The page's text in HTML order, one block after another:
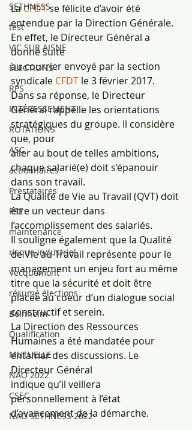
SETHNESS
test
VIC SUR AISNE
ÉLECTIONS
RPS
INTÉRESSEMENT
ROTATIONS
ASC
actionnaires
Prestataires
PSE
maintenance
risque industriel
Vecquemont
résumé élections
Beinheim
Qualification
MUTUELLE
NAO 2022
CSEC
NAO SETHNESS 2022
La CFDT se félicite d’avoir été
entendue par la Direction Générale.
En effet, le Directeur Général a
donné suite
au courrier envoyé par la section
syndicale CFDT le 3 février 2017.
Dans sa réponse, le Directeur
Général rappelle les orientations
stratégiques du groupe. Il considère
que, pour
aller au bout de telles ambitions,
chaque salarié(e) doit s’épanouir
dans son travail.
La Qualité de Vie au Travail (QVT) doit
être un vecteur dans
l’accomplissement des salariés.
Il souligne également que la Qualité
de Vie au Travail représente pour le
management un enjeu fort au même
titre que la sécurité et doit être
placée au coeur d’un dialogue social
constructif et serein.
La Direction des Ressources
Humaines a été mandatée pour
entamer des discussions. Le
Directeur Général
indique qu’il veillera
personnellement à l’état
d’avancement de la démarche.